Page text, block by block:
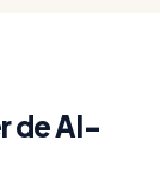
de AI-